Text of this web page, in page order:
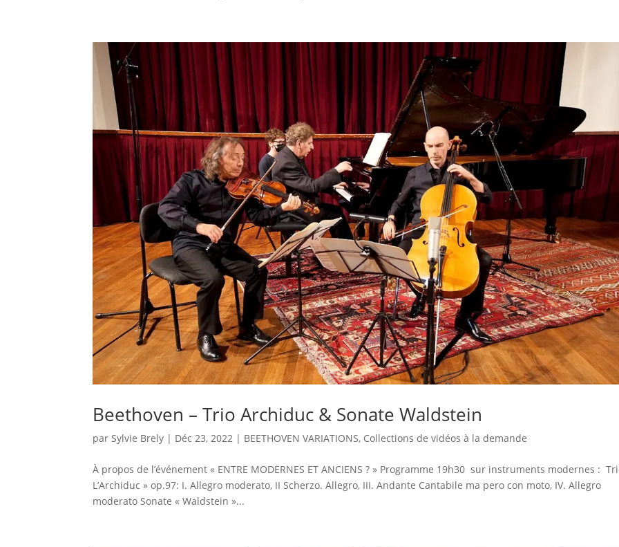
Beethoven – Trio Archiduc & Sonate Waldstein
par Sylvie Brely | Déc 23, 2022 | BEETHOVEN VARIATIONS, Collections de vidéos à la demande
À propos de l’événement « ENTRE MODERNES ET ANCIENS ? » Programme 19h30 sur instruments modernes :
L’Archiduc » op.97: I. Allegro moderato, II Scherzo. Allegro, III. Andante Cantabile ma pero con moto, IV. Allegro
moderato Sonate « Waldstein »...